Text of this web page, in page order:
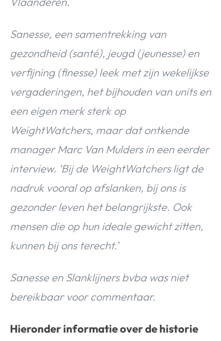
Sanesse, een samentrekking van
gezondheid (santé), jeugd (jeunesse) en
verfijning (finesse) leek met zijn wekelijkse
vergaderingen, het bijhouden van units en
een eigen merk sterk op
WeightWatchers, maar dat ontkende
manager Marc Van Mulders in een eerder
interview. ‘Bij de WeightWatchers ligt de
nadruk vooral op afslanken, bij ons is
gezonder leven het belangrijkste. Ook
mensen die op hun ideale gewicht zitten,
kunnen bij ons terecht.’
Sanesse en Slanklijners bvba was niet
bereikbaar voor commentaar.
Hieronder informatie over de historie